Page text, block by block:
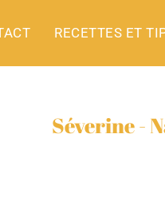
RECETTES ET
Séverine -